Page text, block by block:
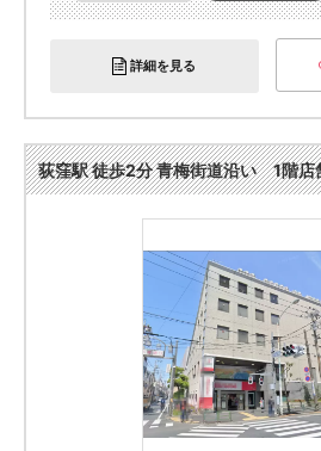
詳細を見る
荻窪駅 徒歩2分 青梅街道沿い 1階